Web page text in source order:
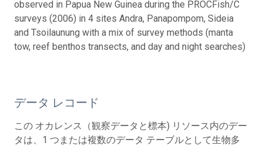
observed in Papua New Guinea during the PROCFish/C
surveys (2006) in 4 sites Andra, Panapompom, Sideia
and Tsoilaunung with a mix of survey methods (manta
tow, reef benthos transects, and day and night searches)
データ レコード
この オカレンス（観察データと標本) リソース内のデー
タは、1 つまたは複数のデータ テーブルとして生物多